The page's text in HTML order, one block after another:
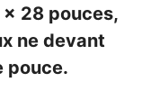
28 pouces,
ne devant
pouce.